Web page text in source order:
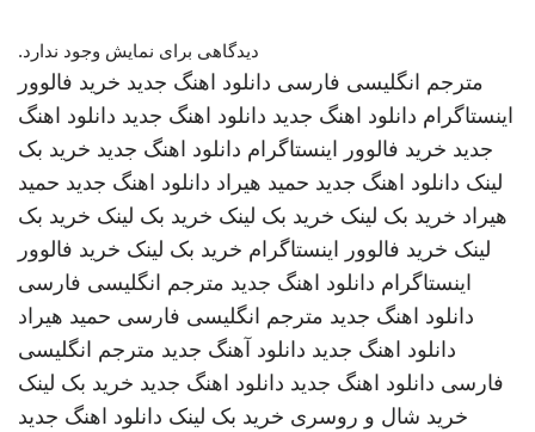
دیدگاهی برای نمایش وجود ندارد.
مترجم انگلیسی فارسی دانلود اهنگ جدید خرید فالوور
اینستاگرام دانلود اهنگ جدید دانلود اهنگ جدید دانلود اهنگ
جدید خرید فالوور اینستاگرام دانلود اهنگ جدید خرید بک
لینک دانلود اهنگ جدید حمید هیراد دانلود اهنگ جدید حمید
هیراد خرید بک لینک خرید بک لینک خرید بک لینک خرید بک
لینک خرید فالوور اینستاگرام خرید بک لینک خرید فالوور
اینستاگرام دانلود اهنگ جدید مترجم انگلیسی فارسی
دانلود اهنگ جدید مترجم انگلیسی فارسی حمید هیراد
دانلود اهنگ جدید دانلود آهنگ جدید مترجم انگلیسی
فارسی دانلود اهنگ جدید دانلود اهنگ جدید خرید بک لینک
خرید شال و روسری خرید بک لینک دانلود اهنگ جدید